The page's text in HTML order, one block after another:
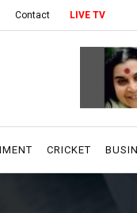
Contact LIVE TV
CRICKET